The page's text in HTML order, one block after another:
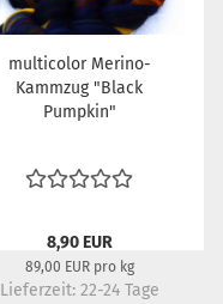
multicolor Merino-
Kammzug "Black
Pumpkin"
8,90 EUR
89,00 EUR pro kg
Lieferzeit: 22-24 Tage